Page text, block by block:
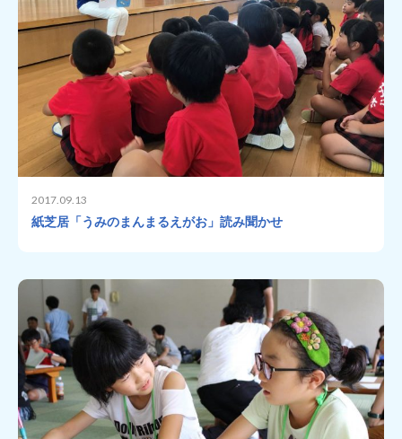
2017.09.13
紙芝居「うみのまんまるえがお」読み聞かせ